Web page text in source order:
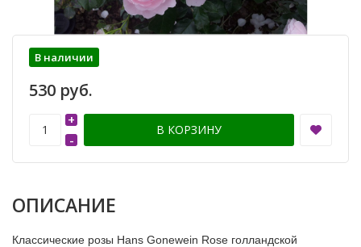
В наличии
530 руб.
-
+
В КОРЗИНУ
ОПИСАНИЕ
Классические розы Hans Gonewein Rose голландской